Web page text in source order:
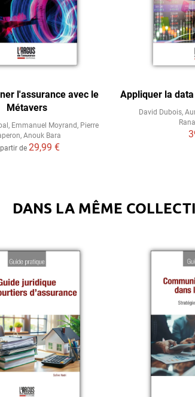
l'assurance avec le
Métavers
, Emmanuel Moyrand, Pierre
, Anouk Bara
de29,99 €
Appliquer la
David Dubois,
DANS LA MÊME